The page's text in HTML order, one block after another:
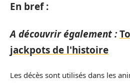
En bref :
A découvrir également :
jackpots de l'histoire
Les décès sont utilisés dans les